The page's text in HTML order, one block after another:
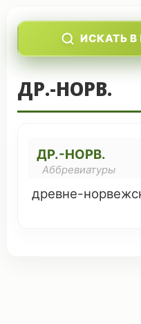
ИСКАТЬ
ДР.-НОРВ.
ДР.-НОРВ.
Аббревиатуры
древне-